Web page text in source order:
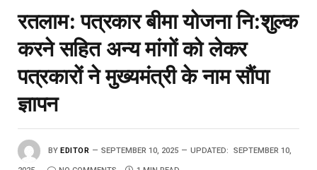
रतलाम: पत्रकार बीमा योजना नि:शुल्क
करने सहित अन्य मांगों को लेकर
पत्रकारों ने मुख्यमंत्री के नाम सौंपा
ज्ञापन
BY EDITOR SEPTEMBER 10, 2025 UPDATED: SEPTEMBER 10,